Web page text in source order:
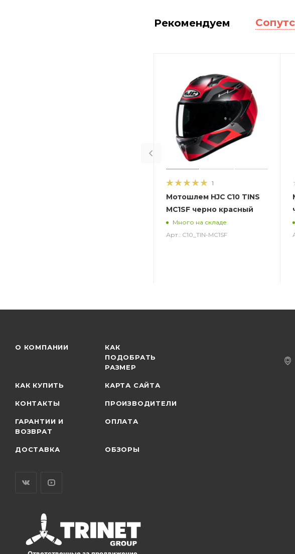
Рекомендуем
1
Мотошлем HJC C10 TINS
MC1SF черно красный
Много на складе
Арт.: C10_TIN-MC1SF
О КОМПАНИИ
КАК
ПОДОБРАТЬ
РАЗМЕР
КАК КУПИТЬ КАРТА САЙТА
КОНТАКТЫ ПРОИЗВОДИТЕЛИ
ГАРАНТИИ И
ВОЗВРАТ
ОПЛАТА
ДОСТАВКА ОБЗОРЫ